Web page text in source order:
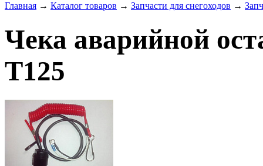
Главная → Каталог товаров → Запчасти для снегоходов →
Чека аварийной
T125